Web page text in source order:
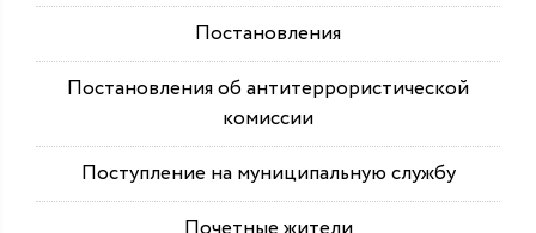
Постановления
Постановления об антитеррористической
комиссии
Поступление на муниципальную службу